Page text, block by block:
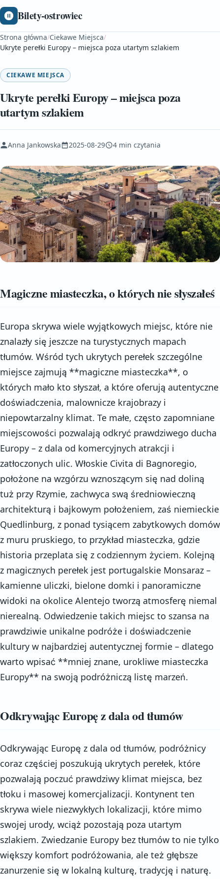
Bilety-ostrowiec
Strona główna/Ciekawe Miejsca/
Ukryte perełki Europy – miejsca poza utartym szlakiem
CIEKAWE MIEJSCA
Ukryte perełki Europy – miejsca poza
utartym szlakiem
Anna Jankowska 2025-08-29 4 min czytania
Magiczne miasteczka, o których nie słyszałeś
Europa skrywa wiele wyjątkowych miejsc, które nie
znalazły się jeszcze na turystycznych mapach
tłumów. Wśród tych ukrytych perełek szczególne
miejsce zajmują **magiczne miasteczka**, o
których mało kto słyszał, a które oferują autentyczne
doświadczenia, malownicze krajobrazy i
niepowtarzalny klimat. Te małe, często zapomniane
miejscowości pozwalają odkryć prawdziwego ducha
Europy – z dala od komercyjnych atrakcji i
zatłoczonych ulic. Włoskie Civita di Bagnoregio,
położone na wzgórzu wznoszącym się nad doliną
tuż przy Rzymie, zachwyca swą średniowieczną
architekturą i bajkowym położeniem, zaś niemieckie
Quedlinburg, z ponad tysiącem zabytkowych domów
z muru pruskiego, to przykład miasteczka, gdzie
historia przeplata się z codziennym życiem. Kolejną
z magicznych perełek jest portugalskie Monsaraz –
kamienne uliczki, bielone domki i panoramiczne
widoki na okolice Alentejo tworzą atmosferę niemal
nierealną. Odwiedzenie takich miejsc to szansa na
prawdziwie unikalne podróże i doświadczenie
kultury w najbardziej autentycznej formie – dlatego
warto wpisać **mniej znane, urokliwe miasteczka
Europy** na swoją podróżniczą listę marzeń.
Odkrywając Europę z dala od tłumów
Odkrywając Europę z dala od tłumów, podróżnicy
coraz częściej poszukują ukrytych perełek, które
pozwalają poczuć prawdziwy klimat miejsca, bez
tłoku i masowej komercjalizacji. Kontynent ten
skrywa wiele niezwykłych lokalizacji, które mimo
swojej urody, wciąż pozostają poza utartym
szlakiem. Zwiedzanie Europy bez tłumów to nie tylko
większy komfort podróżowania, ale też głębsze
zanurzenie się w lokalną kulturę, tradycję i naturę.